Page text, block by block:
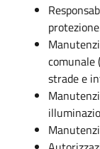
comunale
strade e